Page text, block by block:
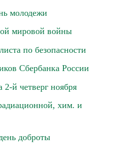
молодежи
мировой войны
по безопасности
Сбербанка России
2-й четверг ноября
хим. и
доброты